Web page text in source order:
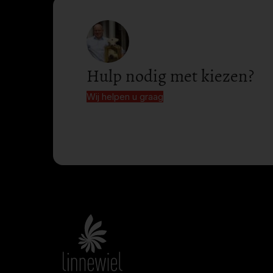
Hulp nodig met kiezen?
Wij helpen u graag